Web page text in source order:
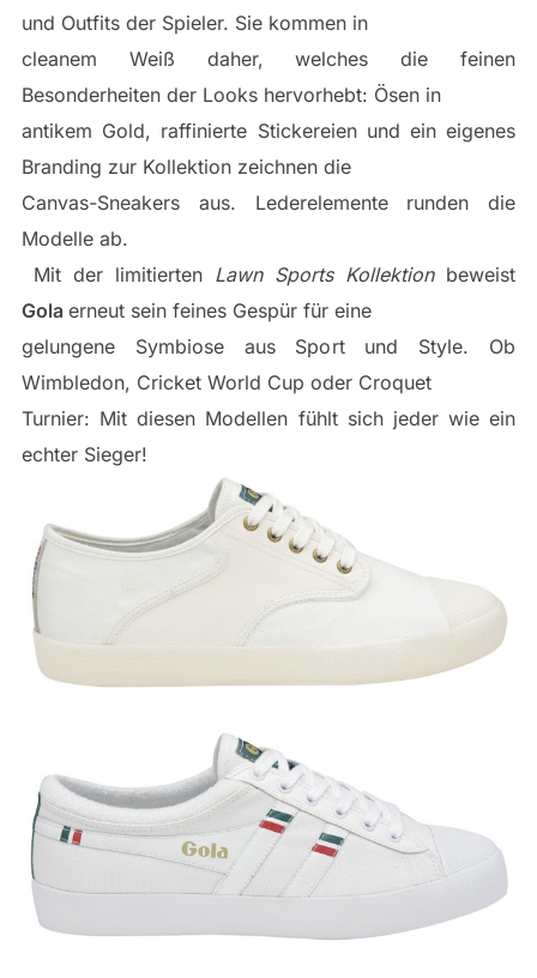
und Outfits der Spieler. Sie kommen in
cleanem Weiß daher, welches die feinen
Besonderheiten der Looks hervorhebt: Ösen in
antikem Gold, raffinierte Stickereien und ein eigenes
Branding zur Kollektion zeichnen die
Canvas-Sneakers aus. Lederelemente runden die
Modelle ab.
Mit der limitierten Lawn Sports Kollektionbeweist
Gola erneut sein feines Gespür für eine
gelungene Symbiose aus Sport und Style. Ob
Wimbledon, Cricket World Cup oder Croquet
Turnier: Mit diesen Modellen fühlt sich jeder wie ein
echter Sieger!